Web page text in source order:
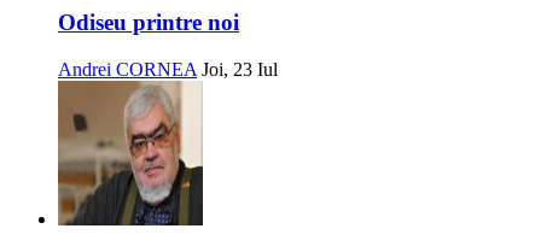
Odiseu printre noi
Andrei CORNEA Joi, 23 Iul